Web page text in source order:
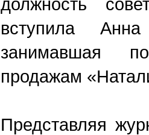
вступила
занимавшая
продажам
Представляя